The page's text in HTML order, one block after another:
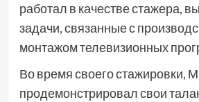
работал в качестве стажера,
задачи, связанные с
монтажом телевизионных
Во время своего стажировки,
продемонстрировал свои